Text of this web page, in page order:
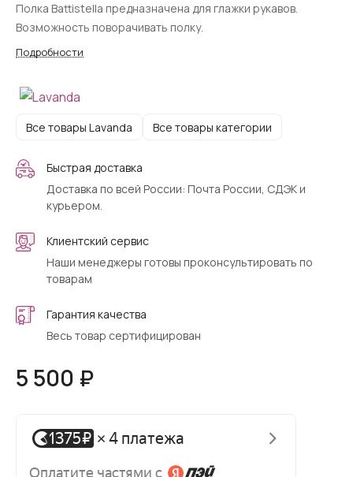
Полка Battistella предназначена для глажки рукавов.
Возможность поворачивать полку.
Подробности
Все товары Lavanda Все товары категории
Быстрая доставка
Доставка по всей России: Почта России, СДЭК и
курьером.
Клиентский сервис
Наши менеджеры готовы проконсультировать по
товарам
Гарантия качества
Весь товар сертифицирован
5 500 ₽